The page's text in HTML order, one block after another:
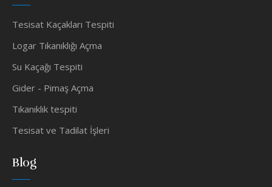
Tesisat Kaçakları Tespiti
Logar Tıkanıklığı Açma
Su Kaçağı Tespiti
Gider - Pimaş Açma
Tıkanıklık tespiti
Tesisat ve Tadilat İşleri
Blog